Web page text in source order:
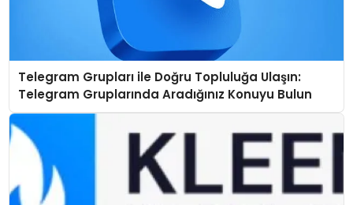
Telegram Grupları ile Doğru Topluluğa Ulaşın:
Telegram Gruplarında Aradığınız Konuyu Bulun